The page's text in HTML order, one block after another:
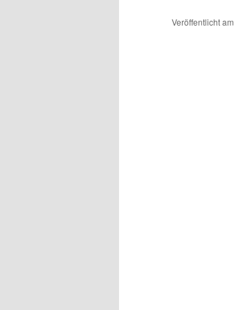
Inhalt
Veröffentlicht am